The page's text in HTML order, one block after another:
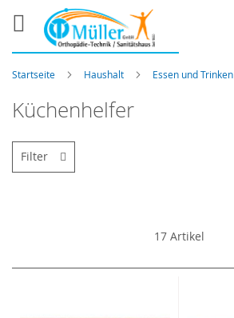
Startseite Haushalt Essen und Trinken
Küchenhelfer
17Artikel
Filter